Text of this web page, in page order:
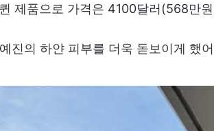
제품으로 가격은 4100달러(568만
진의 하얀 피부를 더욱 돋보이게 했